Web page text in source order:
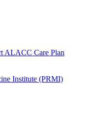
ALACC Care Plan
Institute (PRMI)